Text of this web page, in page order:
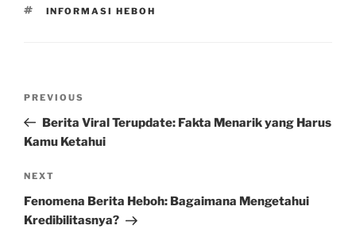
TAGS
INFORMASI HEBOH
Previous
Post
PREVIOUS
Berita Viral Terupdate: Fakta Menarik yang Harus
Kamu Ketahui
Next
Post
NEXT
Fenomena Berita Heboh: Bagaimana Mengetahui
Kredibilitasnya?